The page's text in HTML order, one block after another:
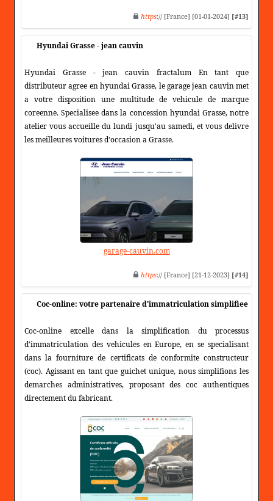
https:// [France] [01-01-2024] [#13]
Hyundai Grasse - jean cauvin
Hyundai Grasse - jean cauvin fractalum En tant que
distributeur agree en hyundai Grasse, le garage jean cauvin met
a votre disposition une multitude de vehicule de marque
coreenne. Specialisee dans la concession hyundai Grasse, notre
atelier vous accueille du lundi jusqu'au samedi, et vous delivre
les meilleures voitures d'occasion a Grasse.
garage-cauvin.com
https:// [France] [21-12-2023] [#14]
Coc-online: votre partenaire d'immatriculation simplifiee
Coc-online excelle dans la simplification du processus
d'immatriculation des vehicules en Europe, en se specialisant
dans la fourniture de certificats de conformite constructeur
(coc). Agissant en tant que guichet unique, nous simplifions les
demarches administratives, proposant des coc authentiques
directement du fabricant.